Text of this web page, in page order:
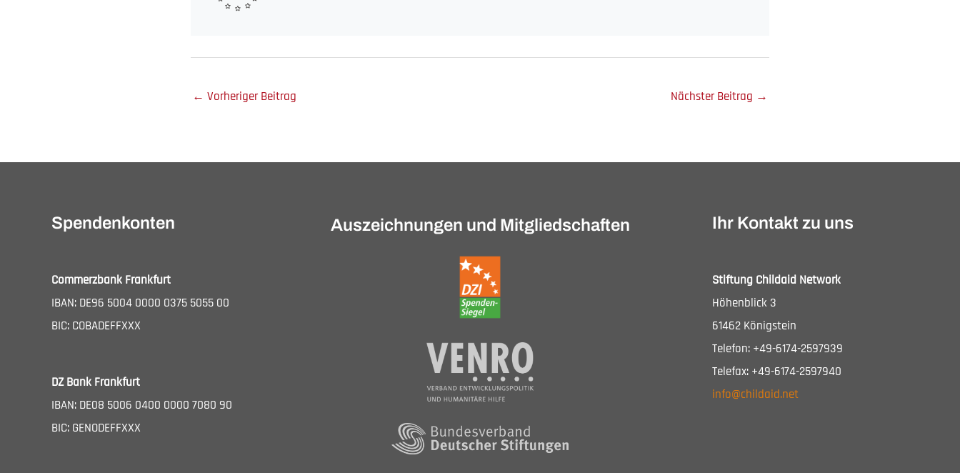
← Vorheriger Beitrag Nächster Beitrag →
Spendenkonten
Commerzbank Frankfurt
IBAN: DE96 5004 0000 0375 5055 00
BIC: COBADEFFXXX
DZ Bank Frankfurt
IBAN: DE08 5006 0400 0000 7080 90
BIC: GENODEFFXXX
Auszeichnungen und Mitgliedschaften Ihr Kontakt zu uns
Stiftung Childaid Network
Höhenblick 3
61462 Königstein
Telefon: +49-6174-2597939
Telefax: +49-6174-2597940
info@childaid.net